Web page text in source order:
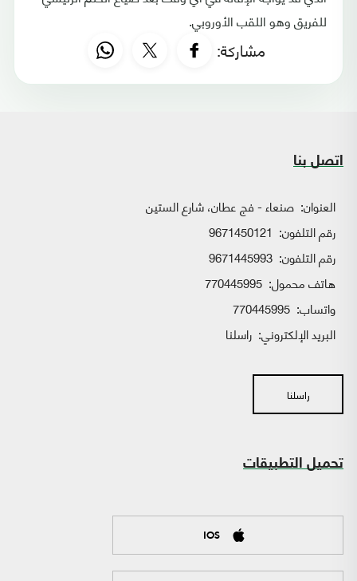
للفريق وهو اللقب الأوروبي.
مشاركة:
اتصل بنا
العنوان: صنعاء - فج عطان، شارع الستين
رقم التلفون: 9671450121
رقم التلفون: 9671445993
هاتف محمول: 770445995
واتساب:
البريد الإلكتروني: راسلنا
راسلنا
تحميل التطبيقات
IOS